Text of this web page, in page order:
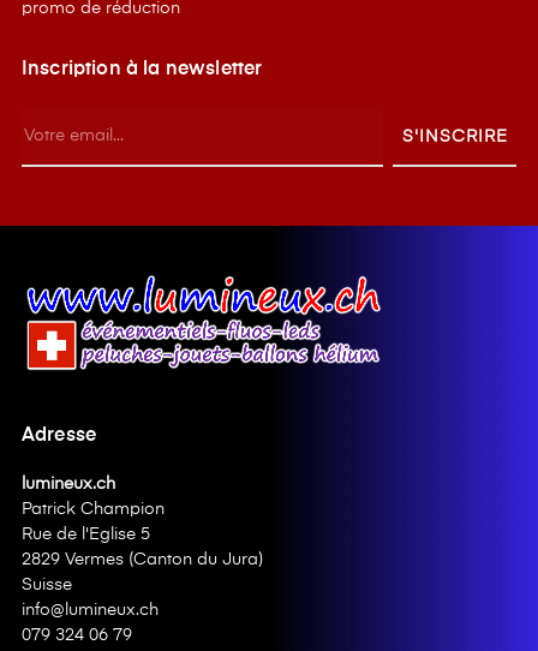
promo de réduction
Inscription à la newsletter
S'INSCRIRE
Adresse
lumineux.ch
Patrick Champion
Rue de l'Eglise 5
2829 Vermes (Canton du Jura)
Suisse
info@lumineux.ch
079 324 06 79